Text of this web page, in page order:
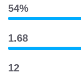
54‎%‎
1.68
12